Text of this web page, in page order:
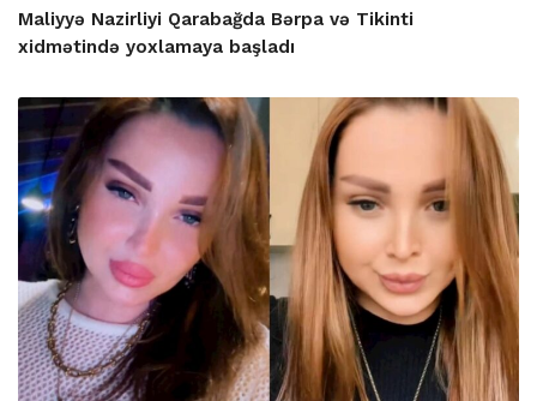
Maliyyə Nazirliyi Qarabağda Bərpa və Tikinti
xidmətində yoxlamaya başladı